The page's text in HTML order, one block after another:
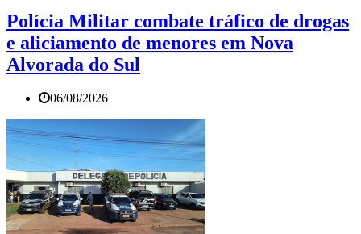
Polícia Militar combate tráfico de drogas
e aliciamento de menores em Nova
Alvorada do Sul
06/08/2026